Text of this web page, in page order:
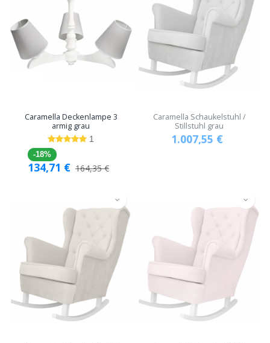
Caramella Deckenlampe 3
armig grau
1
-18%
134,71 € 164,35€
Caramella Schaukelstuhl /
Stillstuhl grau
1.007,55 €